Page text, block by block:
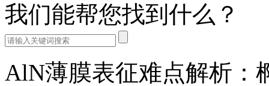
我们能帮您找到什么？
AlN薄膜表征难点解析：